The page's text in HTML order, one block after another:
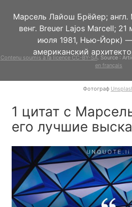
Марсель Лайош Брёйер; англ.
венг. Breuer Lajos Marcell;
июля 1981, Нью-Йорк)
американский
Contenu soumis à la licence CC-BY-SA. Source :
en français
Фотограф
1 цитат с
его лучшие